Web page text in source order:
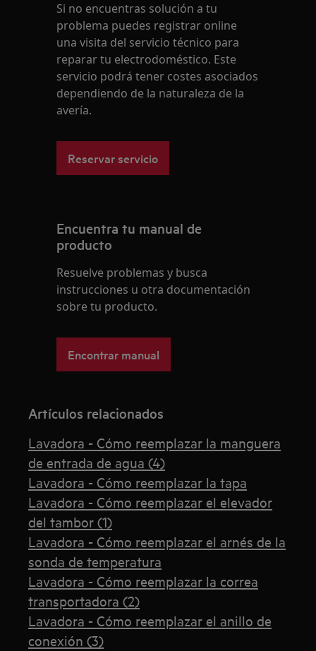
Si no encuentras solución a tu
problema puedes registrar online
una visita del servicio técnico para
reparar tu electrodoméstico. Este
servicio podrá tener costes asociados
dependiendo de la naturaleza de la
avería.
Reservar servicio
Encuentra tu manual de
producto
Resuelve problemas y busca
instrucciones u otra documentación
sobre tu producto.
Encontrar manual
Artículos relacionados
Lavadora - Cómo reemplazar la manguera
de entrada de agua (4)
Lavadora - Cómo reemplazar la tapa
Lavadora - Cómo reemplazar el elevador
del tambor (1)
Lavadora - Cómo reemplazar el arnés de la
sonda de temperatura
Lavadora - Cómo reemplazar la correa
transportadora (2)
Lavadora - Cómo reemplazar el anillo de
conexión (3)